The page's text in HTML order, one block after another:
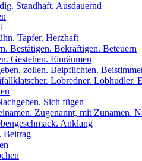
Standhaft. Ausdauernd
Tapfer. Herzhaft
Bestätigen. Bekräftigen. Beteuern
Gestehen. Einräumen
zollen. Beipflichten.
Lobredner. Lobhudler.
Sich fügen
Zugenannt, mit Zunamen.
Anklang
Beitrag